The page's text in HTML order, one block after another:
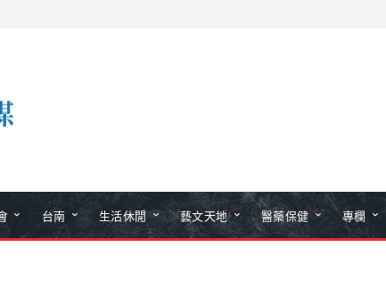
台南 生活休閒 藝文天地 醫藥保健 專欄